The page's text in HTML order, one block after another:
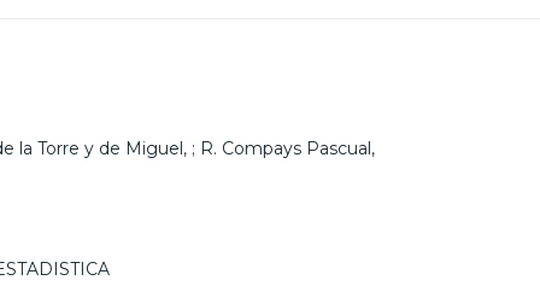
la Torre y de Miguel, ; R. Compays Pascual,